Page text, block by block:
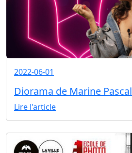
2022-06-01
Diorama de Marine Pascal
Lire l'article